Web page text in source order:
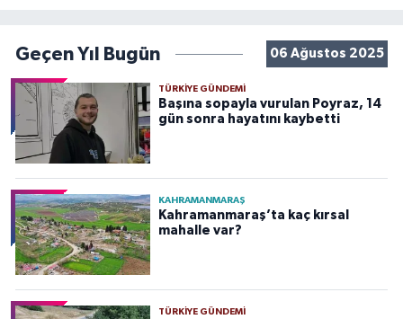
Geçen Yıl Bugün 06 Ağustos 2025
TÜRKIYE GÜNDEMI
Başına sopayla vurulan Poyraz, 14
gün sonra hayatını kaybetti
KAHRAMANMARAŞ
Kahramanmaraş’ta kaç kırsal
mahalle var?
TÜRKIYE GÜNDEMI